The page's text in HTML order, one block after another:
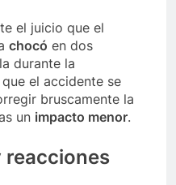
el juicio que el
chocó en dos
durante la
el accidente se
bruscamente la
un impacto menor.
reacciones